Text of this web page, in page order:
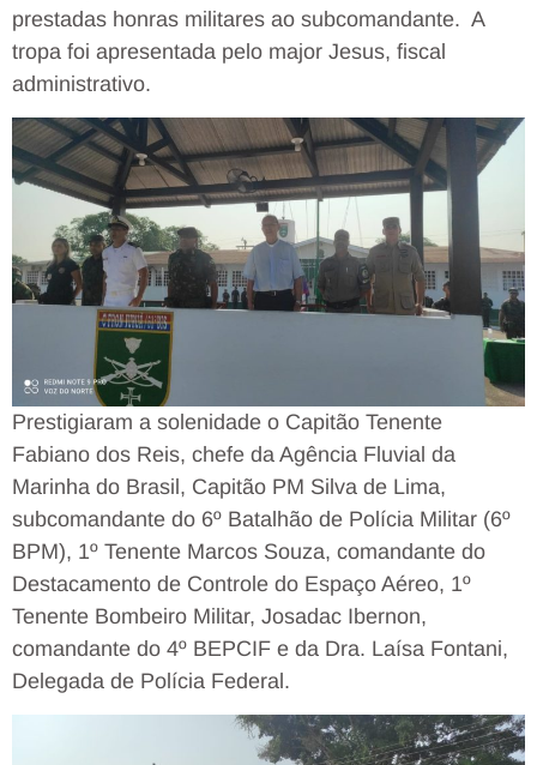
prestadas honras militares ao subcomandante. A
tropa foi apresentada pelo major Jesus, fiscal
administrativo.
Prestigiaram a solenidade o Capitão Tenente
Fabiano dos Reis, chefe da Agência Fluvial da
Marinha do Brasil, Capitão PM Silva de Lima,
subcomandante do 6º Batalhão de Polícia Militar (6º
BPM), 1º Tenente Marcos Souza, comandante do
Destacamento de Controle do Espaço Aéreo, 1º
Tenente Bombeiro Militar, Josadac Ibernon,
comandante do 4º BEPCIF e da Dra. Laísa Fontani,
Delegada de Polícia Federal.